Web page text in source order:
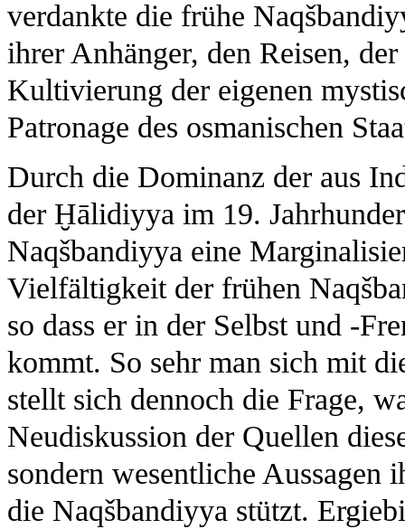
verdankte die frühe
ihrer Anhänger, den Reisen,
Kultivierung der eigenen
Patronage des osmanischen
Durch die Dominanz der aus
der Ḫālidiyya im 19.
Naqšbandiyya eine
Vielfältigkeit der frühen
so dass er in der Selbst und -
kommt. So sehr man sich mit
stellt sich dennoch die Frage,
Neudiskussion der Quellen
sondern wesentliche Aussagen
die Naqšbandiyya stützt.